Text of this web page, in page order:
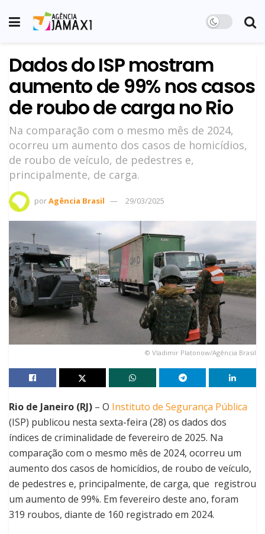
Dados do ISP mostram
aumento de 99% nos casos
de roubo de carga no Rio
Na comparação com o mesmo mês de 2024,
ocorreu um aumento dos casos de homicídios,
de roubo de veículo, de pedestres e,
principalmente, de carga.
porAgência Brasil 29/03/2025
© Vladimir Platonow/Agência Brasil
Rio de Janeiro (RJ) – O Instituto de Segurança Pública
(ISP) publicou nesta sexta-feira (28) os dados dos
índices de criminalidade de fevereiro de 2025. Na
comparação com o mesmo mês de 2024, ocorreu um
aumento dos casos de homicídios, de roubo de veículo,
de pedestres e, principalmente, de carga, que registrou
um aumento de 99%. Em fevereiro deste ano, foram
319 roubos, diante de 160 registrado em 2024.